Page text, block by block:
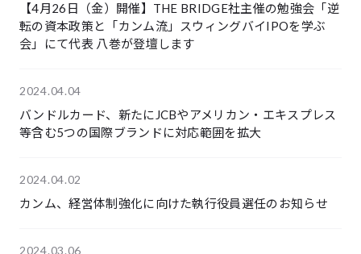
【4月26日（金）開催】THE BRIDGE社主催の勉強会「逆
転の資本政策と「カンム流」スウィングバイIPOを学ぶ
会」にて代表 八巻が登壇します
2024.04.04
バンドルカード、新たにJCBやアメリカン・エキスプレス
等含む5つの国際ブランドに対応範囲を拡大
2024.04.02
カンム、経営体制強化に向けた執行役員選任のお知らせ
2024.03.06